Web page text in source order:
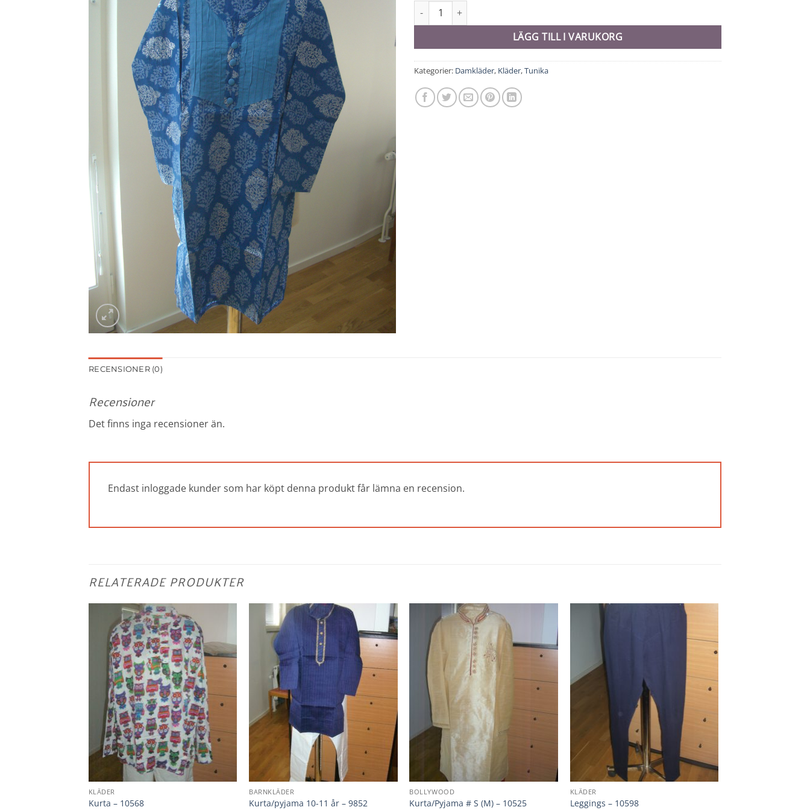
Tunika - 8316 mängd
LÄGG TILL I VARUKORG
Kategorier: Damkläder, Kläder,Tunika
RECENSIONER (0)
Recensioner
Det finns inga recensioner än.
Endast inloggade kunder som har köpt denna produkt får lämna en recension.
RELATERADE PRODUKTER
KLÄDER
Kurta – 10568
BARNKLÄDER
Kurta/pyjama 10-11 år – 9852
BOLLYWOOD
Kurta/Pyjama # S (M) – 10525
KLÄDER
Leggings – 10598